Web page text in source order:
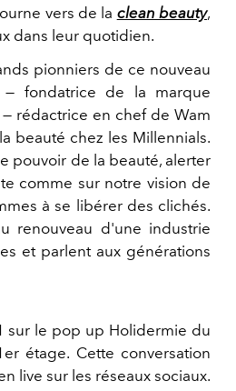
vers de la clean beauty,
dans leur quotidien.
pionniers de ce nouveau
— fondatrice de la marque
— rédactrice en chef de Wam
beauté chez les Millennials.
pouvoir de la beauté, alerter
comme sur notre vision de
à se libérer des clichés.
renouveau d'une industrie
et parlent aux générations
le pop up Holidermie du
étage. Cette conversation
live sur les réseaux sociaux.